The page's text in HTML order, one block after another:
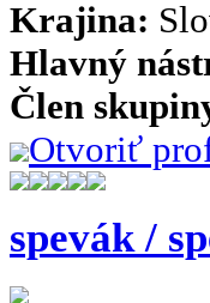
Krajina:
Hlavný
Člen
Otvoriť
spevák /